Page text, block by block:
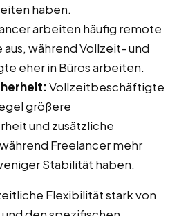
haben.
arbeiten häufig remote
aus, während Vollzeit- und
eher in Büros arbeiten.
Vollzeitbeschäftigte
größere
und zusätzliche
Freelancer mehr
Stabilität haben.
Flexibilität stark von